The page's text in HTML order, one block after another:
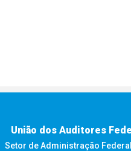
União dos Auditores
Setor de Administração Federal